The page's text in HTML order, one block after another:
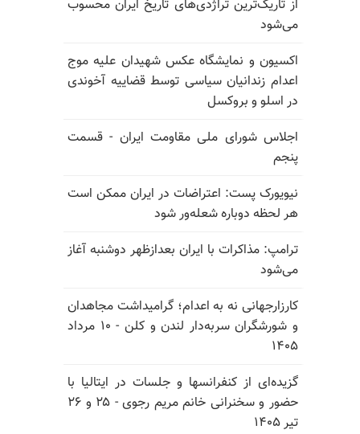
از تاریک‌ترین تراژدی‌های تاریخ ایران محسوب
می‌شود
اکسیون و نمایشگاه عکس شهیدان علیه موج
اعدام زندانیان سیاسی توسط قضاییه آخوندی
در اسلو و بروکسل
اجلاس شورای ملی مقاومت ایران - قسمت
پنجم
نیویورک پست: اعتراضات در ایران ممکن است
هر لحظه دوباره شعله‌ور شود
ترامپ: مذاکرات با ایران بعدازظهر دوشنبه آغاز
می‌شود
کارزارجهانی نه به اعدام؛ گرامیداشت مجاهدان
و شورشگران سربه‌دار لندن و کلن - ۱۰ مرداد
۱۴۰۵
گزیده‌ای از کنفرانسها و جلسات در ایتالیا با
حضور و سخنرانی خانم مریم رجوی - ۲۵ و ۲۶
تیر ۱۴۰۵